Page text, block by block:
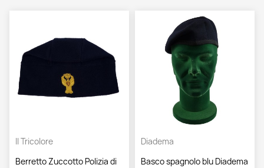
Il Tricolore
Berretto Zuccotto Polizia di
Diadema
Basco spagnolo blu Diadema